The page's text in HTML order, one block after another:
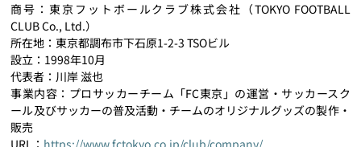
商号：東京フットボールクラブ株式会社（TOKYO FOOTBALL
CLUB Co., Ltd.）
所在地：東京都調布市下石原1-2-3 TSOビル
設立：1998年10月
代表者：川岸 滋也
事業内容：プロサッカーチーム「FC東京」の運営・サッカースク
ール及びサッカーの普及活動・チームのオリジナルグッズの製作・
販売